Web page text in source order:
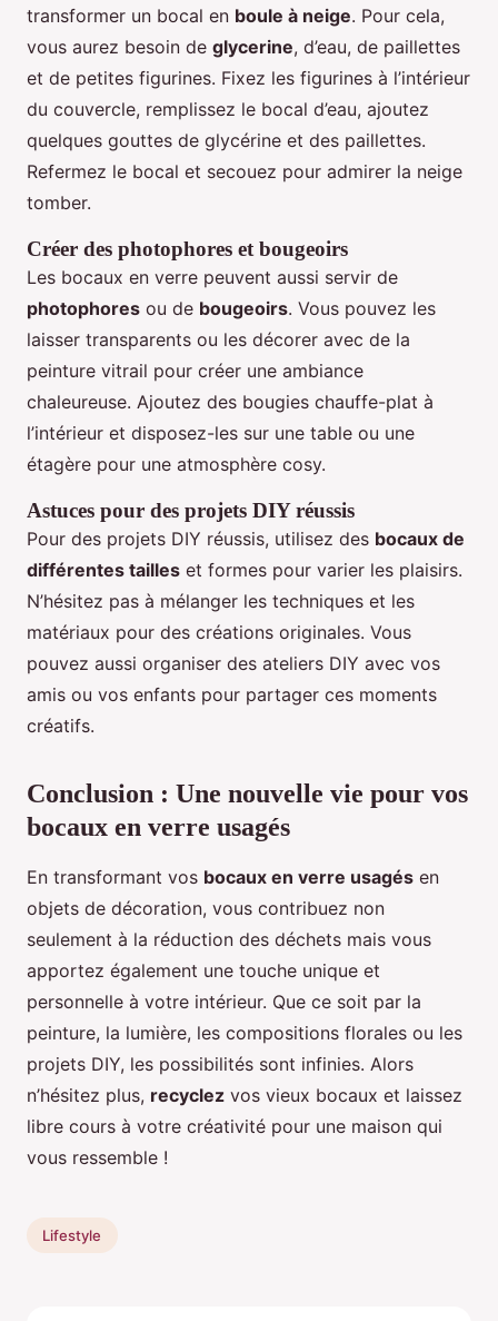
transformer un bocal en boule à neige. Pour cela,
vous aurez besoin de glycerine, d’eau, de paillettes
et de petites figurines. Fixez les figurines à l’intérieur
du couvercle, remplissez le bocal d’eau, ajoutez
quelques gouttes de glycérine et des paillettes.
Refermez le bocal et secouez pour admirer la neige
tomber.
Créer des photophores et bougeoirs
Les bocaux en verre peuvent aussi servir de
photophores ou de bougeoirs. Vous pouvez les
laisser transparents ou les décorer avec de la
peinture vitrail pour créer une ambiance
chaleureuse. Ajoutez des bougies chauffe-plat à
l’intérieur et disposez-les sur une table ou une
étagère pour une atmosphère cosy.
Astuces pour des projets DIY réussis
Pour des projets DIY réussis, utilisez des bocaux de
différentes tailles et formes pour varier les plaisirs.
N’hésitez pas à mélanger les techniques et les
matériaux pour des créations originales. Vous
pouvez aussi organiser des ateliers DIY avec vos
amis ou vos enfants pour partager ces moments
créatifs.
Conclusion : Une nouvelle vie pour vos
bocaux en verre usagés
En transformant vos bocaux en verre usagés en
objets de décoration, vous contribuez non
seulement à la réduction des déchets mais vous
apportez également une touche unique et
personnelle à votre intérieur. Que ce soit par la
peinture, la lumière, les compositions florales ou les
projets DIY, les possibilités sont infinies. Alors
n’hésitez plus, recyclez vos vieux bocaux et laissez
libre cours à votre créativité pour une maison qui
vous ressemble !
Lifestyle